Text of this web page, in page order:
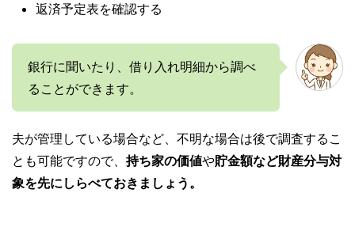
返済予定表を確認する
銀行に聞いたり、借り入れ明細から調べ
ることができます。
夫が管理している場合など、不明な場合は後で調査するこ
とも可能ですので、 持ち家の価値や貯金額など財産分与対
象を先にしらべておきましょう。